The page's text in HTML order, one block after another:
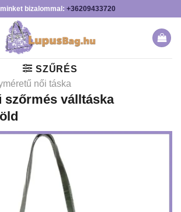
bizalommal: +36209433720
SZŰRÉS
női táska
szőrmés válltáska